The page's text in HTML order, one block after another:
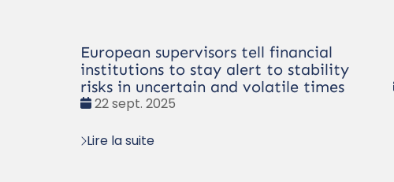
European supervisors tell financial
institutions to stay alert to stability
risks in uncertain and volatile times
Date
22 sept. 2025
Lire la suite